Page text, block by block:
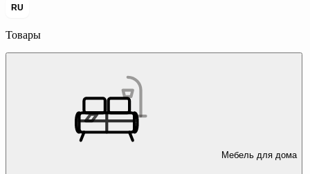
RU
Товары
Мебель для дома